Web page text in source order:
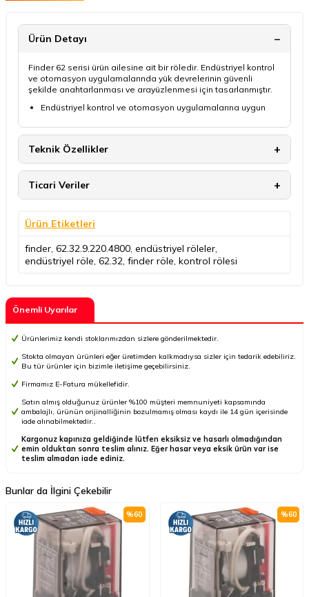
Ürün Detayı
Finder 62 serisi ürün ailesine ait bir röledir. Endüstriyel kontrol
ve otomasyon uygulamalarında yük devrelerinin güvenli
şekilde anahtarlanması ve arayüzlenmesi için tasarlanmıştır.
Endüstriyel kontrol ve otomasyon uygulamalarına uygun
Teknik Özellikler
Ticari Veriler
Ürün Etiketleri
finder, 62.32.9.220.4800, endüstriyel röleler,
endüstriyel röle, 62.32, finder röle, kontrol rölesi
Önemli Uyarılar
Ürünlerimiz kendi stoklarımızdan sizlere gönderilmektedir.
Stokta olmayan ürünleri eğer üretimden kalkmadıysa sizler için tedarik edebiliriz.
Bu tür ürünler için bizimle iletişime geçebilirsiniz.
Firmamız E-Fatura mükellefidir.
Satın almış olduğunuz ürünler %100 müşteri memnuniyeti kapsamında
ambalajlı, ürünün orijinalliğinin bozulmamış olması kaydı ile 14 gün içerisinde
iade alınabilmektedir..
Kargonuz kapınıza geldiğinde lütfen eksiksiz ve hasarlı olmadığından
emin olduktan sonra teslim alınız. Eğer hasar veya eksik ürün var ise
teslim almadan iade ediniz.
Bunlar da İlgini Çekebilir
%60 %60